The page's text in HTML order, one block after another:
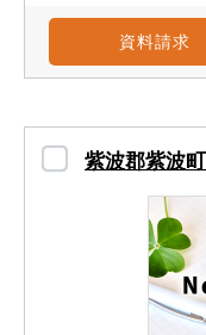
資料請求
紫波郡紫波